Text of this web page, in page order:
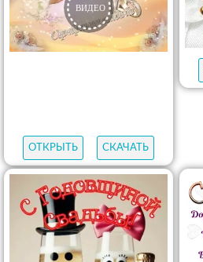
ОТКРЫТЬ СКАЧАТЬ